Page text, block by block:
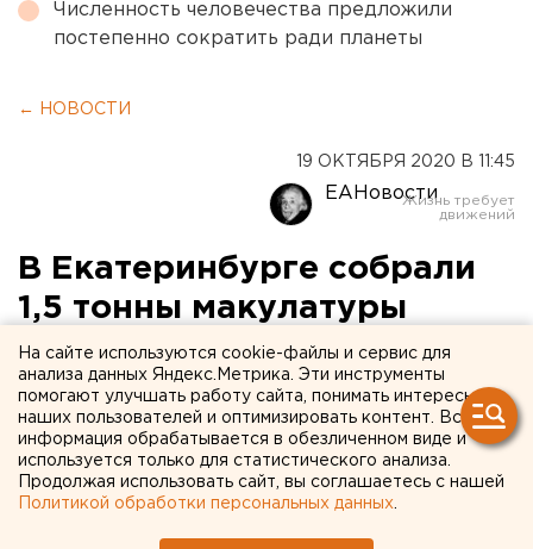
Численность человечества предложили
постепенно сократить ради планеты
← НОВОСТИ
19 ОКТЯБРЯ 2020 В 11:45
ЕАНовости
В Екатеринбурге собрали
1,5 тонны макулатуры
На сайте используются cookie-файлы и сервис для
анализа данных Яндекс.Метрика. Эти инструменты
помогают улучшать работу сайта, понимать интересы
наших пользователей и оптимизировать контент. Вся
информация обрабатывается в обезличенном виде и
используется только для статистического анализа.
Продолжая использовать сайт, вы соглашаетесь с нашей
Политикой обработки персональных данных